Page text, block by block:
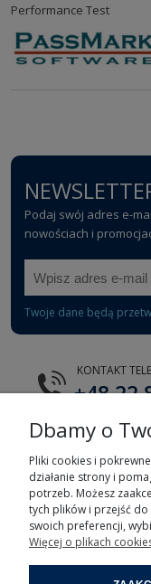
Performance Test
Podaj swój adres e-
nowościach i
Twoje dane będą
KONTAKT
+48 22
E-MAIL
Dbamy o
Pliki cookies i
działanie strony i
potrzeb. Możesz
tych plików i przejść
swoich preferencji,
Więcej o plikach